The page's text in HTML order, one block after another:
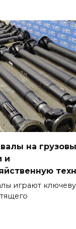
на
и
играют